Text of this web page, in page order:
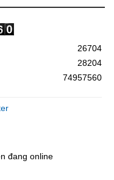
26704
28204
74957560
đang online